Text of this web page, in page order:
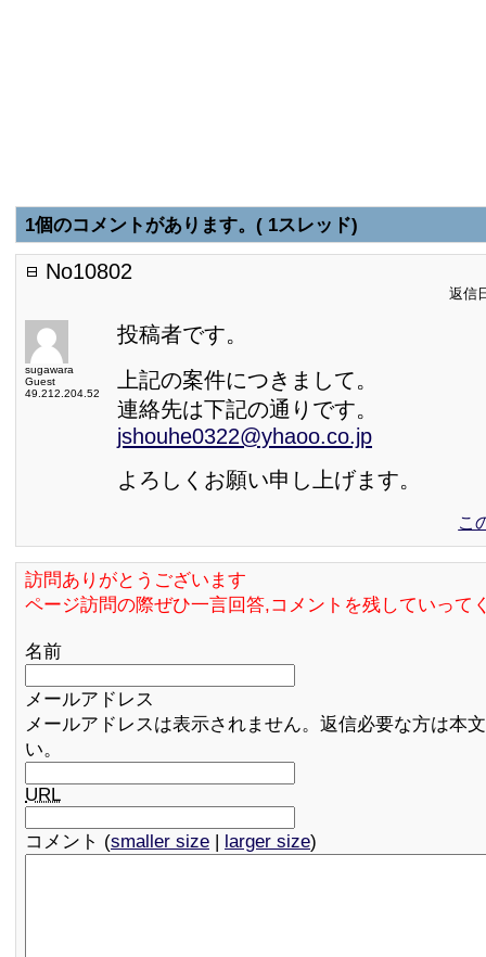
1個のコメントがあります。( 1スレッド)
No10802
返信
sugawara
Guest
49.212.204.52
投稿者です。
上記の案件につきまして。
連絡先は下記の通りです。
jshouhe0322@yhaoo.co.jp
よろしくお願い申し上げます。
こ
訪問ありがとうございます
ページ訪問の際ぜひ一言回答,コメントを残していって
名前
メールアドレス
メールアドレスは表示されません。返信必要な方は本
い。
URL
コメント (smaller size | larger size)